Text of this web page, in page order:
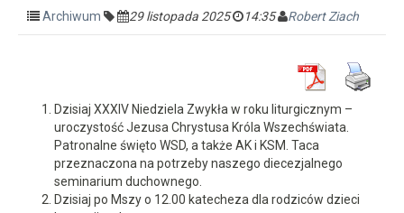
Archiwum 29 listopada 2025 14:35 Robert Ziach
Dzisiaj XXXIV Niedziela Zwykła w roku liturgicznym –
uroczystość Jezusa Chrystusa Króla Wszechświata.
Patronalne święto WSD, a także AK i KSM. Taca
przeznaczona na potrzeby naszego diecezjalnego
seminarium duchownego.
Dzisiaj po Mszy o 12.00 katecheza dla rodziców dzieci